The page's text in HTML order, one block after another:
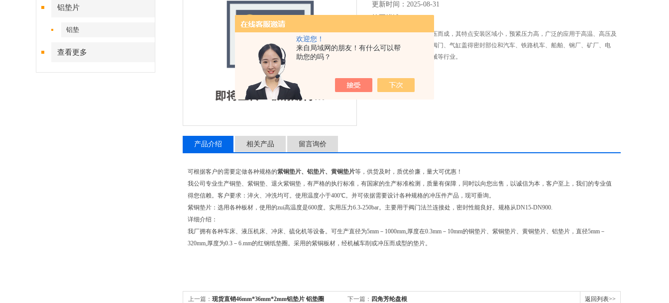
欢迎您！
来自局域网的朋友！有什么可以帮
助您的吗？
铝垫片
铝垫
查看更多
更新时间：2025-08-31
铝垫片由的铝板切割冲压而成，其特点安装区域小，预紧压力高，广泛的应用于高温、高压及
腐蚀性强的压力容器、阀门、气缸盖得密封部位和汽车、铁路机车、船舶、钢厂、矿厂、电
厂、化工设备、工程机械等行业。
产品介绍 相关产品 留言询价
可根据客户的需要定做各种规格的紫铜垫片、铝垫片、黄铜垫片等，供货及时，质优价廉，量大可优惠！
我公司专业生产铜垫、紫铜垫、退火紫铜垫，有严格的执行标准，有国家的生产标准检测，质量有保障，同时以向您出售，以诚信为本，客户至上，我们的专业值
得您信赖。客户要求：淬火、冲洗均可。使用温度小于400℃。并可依据需要设计各种规格的冲压件产品，现可垂询。
紫铜垫片：选用各种板材，使用的zui高温度是600度。实用压力6.3-250bar。主要用于阀门法兰连接处，密封性能良好。规格从DN15-DN900.
详细介绍：
我厂拥有各种车床、液压机床、冲床、硫化机等设备。可生产直径为5mm－1000mm,厚度在0.3mm－10mm的铜垫片、紫铜垫片、黄铜垫片、铝垫片，直径5mm－
320mm,厚度为0.3－6.mm的红钢纸垫圈。采用的紫铜板材，经机械车削或冲压而成型的垫片。
上一篇： 现货直销46mm*36mm*2mm铝垫片 铝垫圈 下一篇： 四角芳纶盘根 返回列表>>